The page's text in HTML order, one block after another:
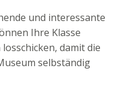
und interessante
Ihre Klasse
damit die
selbständig